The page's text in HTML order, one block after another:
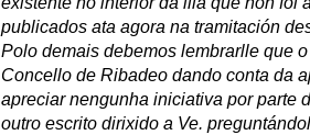
publicados ata agora na tramitación
Polo demais debemos lembrarlle que
Concello de Ribadeo dando conta da
apreciar nengunha iniciativa por parte
outro escrito dirixido a Ve.